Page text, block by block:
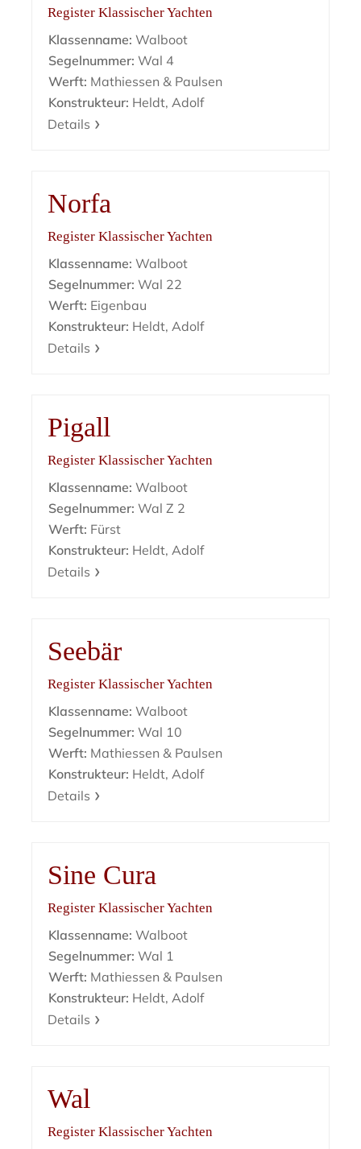
Register Klassischer Yachten
Klassenname: Walboot
Segelnummer: Wal 4
Werft: Mathiessen & Paulsen
Konstrukteur: Heldt, Adolf
Details
Norfa
Register Klassischer Yachten
Klassenname: Walboot
Segelnummer: Wal 22
Werft: Eigenbau
Konstrukteur: Heldt, Adolf
Details
Pigall
Register Klassischer Yachten
Klassenname: Walboot
Segelnummer: Wal Z 2
Werft: Fürst
Konstrukteur: Heldt, Adolf
Details
Seebär
Register Klassischer Yachten
Klassenname: Walboot
Segelnummer: Wal 10
Werft: Mathiessen & Paulsen
Konstrukteur: Heldt, Adolf
Details
Sine Cura
Register Klassischer Yachten
Klassenname: Walboot
Segelnummer: Wal 1
Werft: Mathiessen & Paulsen
Konstrukteur: Heldt, Adolf
Details
Wal
Register Klassischer Yachten